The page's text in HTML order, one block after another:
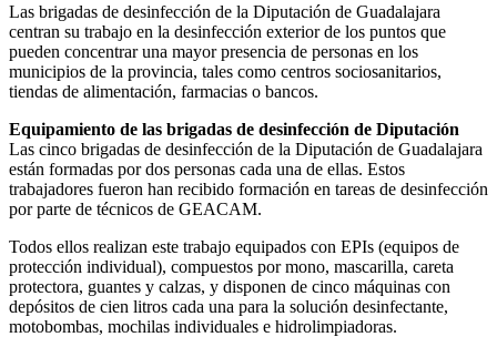
Las brigadas de desinfección de la Diputación de Guadalajara
centran su trabajo en la desinfección exterior de los puntos que
pueden concentrar una mayor presencia de personas en los
municipios de la provincia, tales como centros sociosanitarios,
tiendas de alimentación, farmacias o bancos.
Equipamiento de las brigadas de desinfección de Diputación
Las cinco brigadas de desinfección de la Diputación de Guadalajara
están formadas por dos personas cada una de ellas. Estos
trabajadores fueron han recibido formación en tareas de desinfección
por parte de técnicos de GEACAM.
Todos ellos realizan este trabajo equipados con EPIs (equipos de
protección individual), compuestos por mono, mascarilla, careta
protectora, guantes y calzas, y disponen de cinco máquinas con
depósitos de cien litros cada una para la solución desinfectante,
motobombas, mochilas individuales e hidrolimpiadoras.